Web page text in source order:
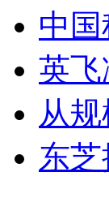
中
英飞
从
东